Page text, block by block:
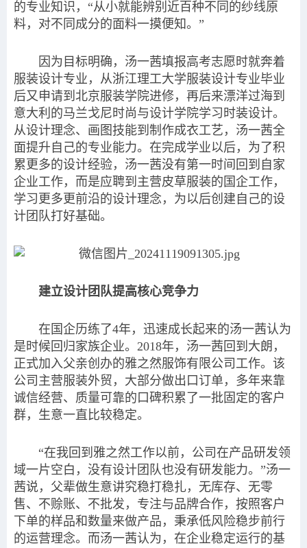
的专业知识，“从小就能辨别近百种不同的纱线原
料，对不同成分的面料一摸便知。”
因为目标明确，汤一茜填报高考志愿时就奔着
服装设计专业，从浙江理工大学服装设计专业毕业
后又申请到北京服装学院进修，再后来漂洋过海到
意大利的马兰戈尼时尚与设计学院学习时装设计。
从设计理念、画图技能到制作成衣工艺，汤一茜全
面提升自己的专业能力。在完成学业以后，为了积
累更多的设计经验，汤一茜没有第一时间回到自家
企业工作，而是应聘到主营皮草服装的国企工作，
学习更多更前沿的设计理念，为以后创建自己的设
计团队打好基础。
建立设计团队提高核心竞争力
在国企历练了4年，迅速成长起来的汤一茜认为
是时候回归家族企业。2018年，汤一茜回到大朗，
正式加入父亲创办的雅之然服饰有限公司工作。该
公司主营服装外贸，大部分做出口订单，多年来靠
诚信经营、质量可靠的口碑积累了一批固定的客户
群，生意一直比较稳定。
“在我回到雅之然工作以前，公司在产品研发领
域一片空白，没有设计团队也没有研发能力。”汤一
茜说，父辈做生意讲究稳打稳扎，无库存、无零
售、不赊账、不批发，专注与品牌合作，按照客户
下单的样品和数量来做产品，秉承低风险稳步前行
的运营理念。而汤一茜认为，在企业稳定运行的基